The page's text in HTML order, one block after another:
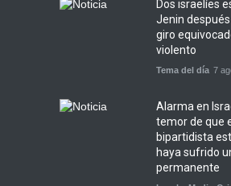
Dos israelíes
Jenin
giro
violento
Tema del día 7
Alarma en
temor de que
bipartidista
haya sufrido
permanente